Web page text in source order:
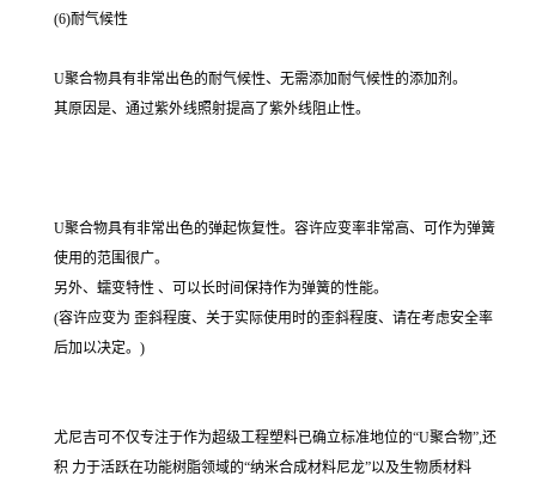
(6)耐气候性
U聚合物具有非常出色的耐气候性、无需添加耐气候性的添加剂。
其原因是、通过紫外线照射提高了紫外线阻止性。
U聚合物具有非常出色的弹起恢复性。容许应变率非常高、可作为弹簧
使用的范围很广。
另外、蠕变特性 、可以长时间保持作为弹簧的性能。
(容许应变为 歪斜程度、关于实际使用时的歪斜程度、请在考虑安全率
后加以决定。)
尤尼吉可不仅专注于作为超级工程塑料已确立标准地位的“U聚合物”,还
积 力于活跃在功能树脂领域的“纳米合成材料尼龙”以及生物质材料